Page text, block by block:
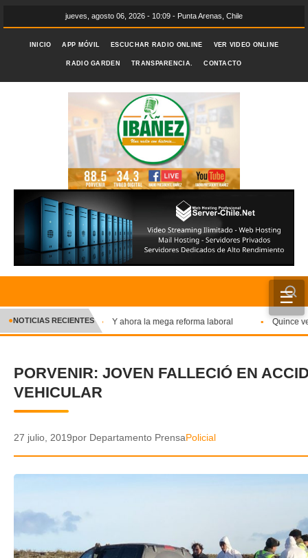
jueves, agosto 06, 2026 - 10:09 - Punta Arenas, Chile
INICIO APP MÓVIL ESCUCHAR RADIO ONLINE VER VIDEO ONLINE
RADIO GARDEN TRANSPARENCIA. CONTACTO
☰
INICIO
CRÓNICA
DEPORTES
POLICIAL
VIDEOS
✕
●NOTICIAS RECIENTES Y ahora la mega reforma laboral Quince
PORVENIR: JOVEN FALLECIÓ EN
VEHICULAR
27 julio, 2019por Departamento PrensaPolicial